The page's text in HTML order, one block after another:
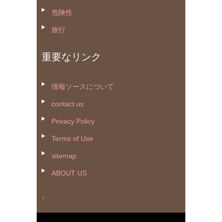
危険性
旅行
重要なリンク
情報ソースについて
contact us
Privacy Policy
Terms of Use
sitemap
ABOUT US
↑